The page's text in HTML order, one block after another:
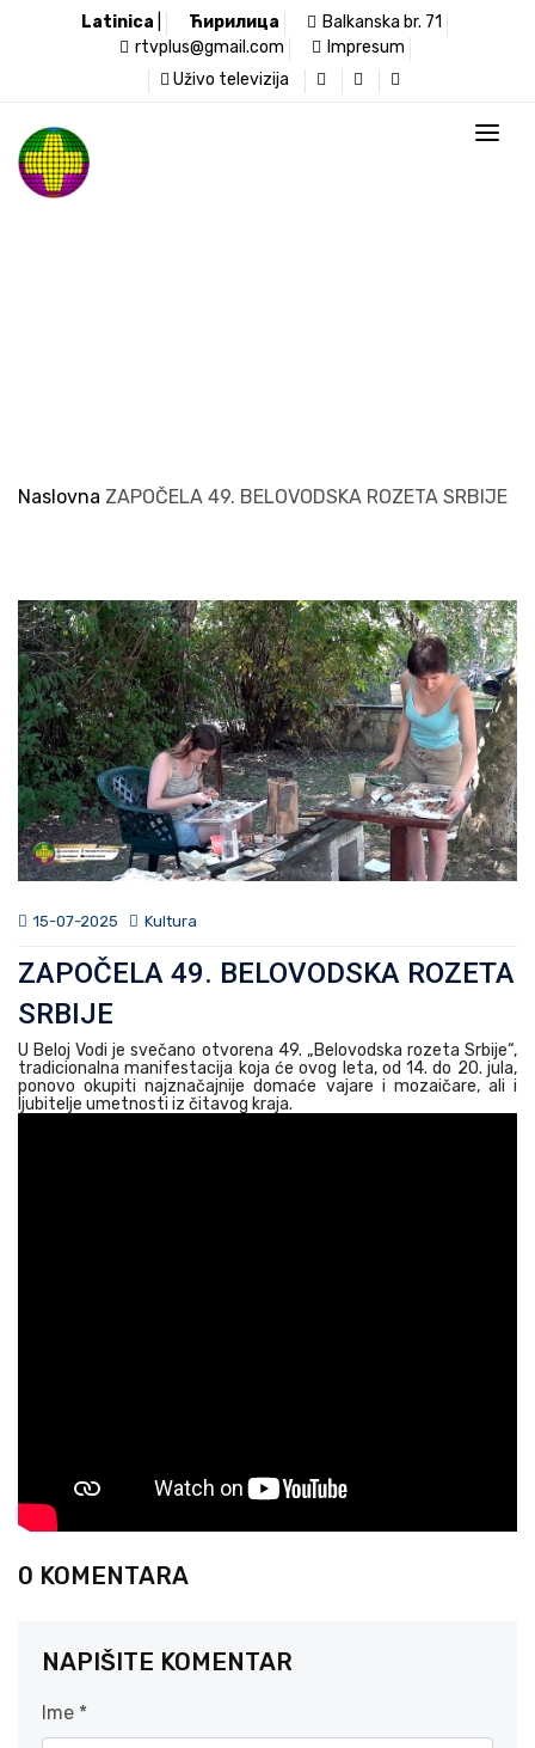
Latinica Ћирилица
Balkanska br. 71
rtvplus@gmail.com
Impresum
Uživo televizija
Naslovna ZAPOČELA 49. BELOVODSKA ROZETA SRBIJE
15-07-2025 Kultura
ZAPOČELA 49. BELOVODSKA ROZETA
SRBIJE
U Beloj Vodi je svečano otvorena 49. „Belovodska rozeta Srbije“,
tradicionalna manifestacija koja će ovog leta, od 14. do 20. jula,
ponovo okupiti najznačajnije domaće vajare i mozaičare, ali i
ljubitelje umetnosti iz čitavog kraja.
0 KOMENTARA
NAPIŠITE KOMENTAR
Ime *